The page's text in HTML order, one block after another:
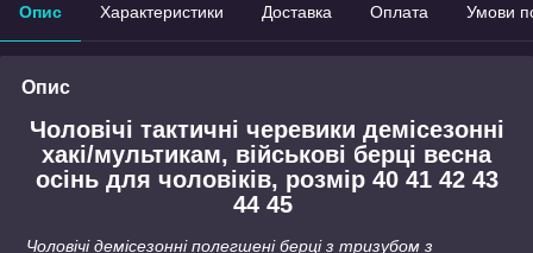
Опис Характеристики Доставка Оплата Умови
Опис
Чоловічі тактичні черевики демісезонні
хакі/мультикам, військові берці весна
осінь для чоловіків, розмір 40 41 42 43
44 45
Чоловічі демісезонні полегшені берці з тризубом з